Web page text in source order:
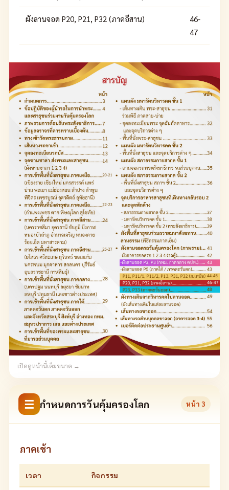
ผังลานจอด P20, P21, P32 (ภาคอีสาน)
46-
47
เปิดดูหน้านี้เต็มขนาด →
☰ กำหนดการวันคุ้มครองโลก หน้า 3
ภาคเช้า
เวลา กิจกรรม